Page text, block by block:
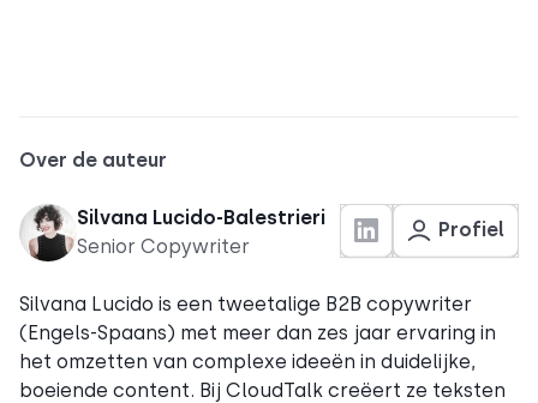
Over de auteur
Silvana Lucido-Balestrieri
Senior Copywriter
Profiel
Silvana Lucido is een tweetalige B2B copywriter
(Engels-Spaans) met meer dan zes jaar ervaring in
het omzetten van complexe ideeën in duidelijke,
boeiende content. Bij CloudTalk creëert ze teksten